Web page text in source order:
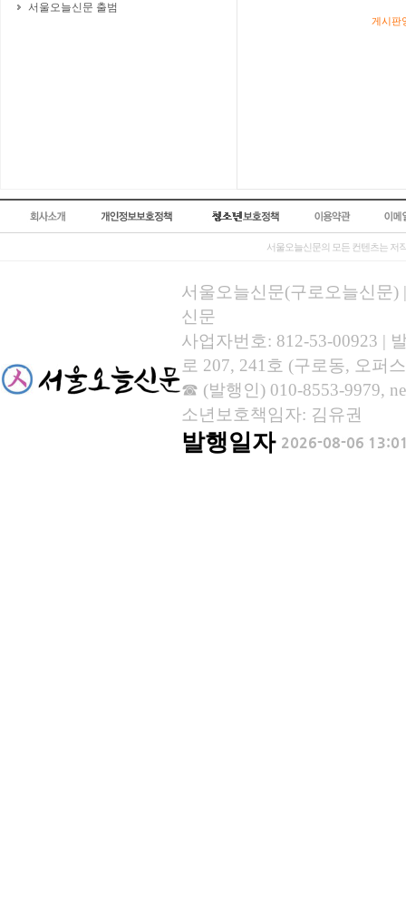
서울오늘신문 출범
게시판
서울오늘신문의 모든 컨텐츠는 저
서울오늘신문(구로오늘신문)
신문
사업자번호: 812-53-00923 |
로 207, 241호 (구로동, 오퍼
☎ (발행인) 010-8553-9979,
소년보호책임자: 김유권
발행일자